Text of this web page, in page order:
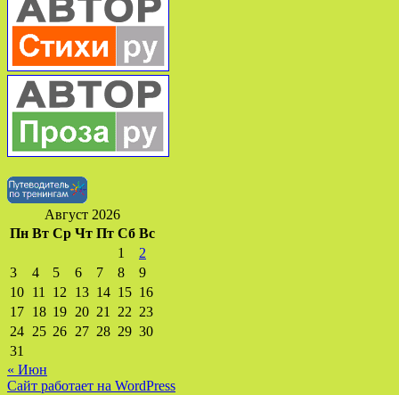
Август 2026
Пн Вт Ср Чт Пт Сб Вс
1
2
3
4 5 6 7 8
9
10 11 12 13 14 15 16
17 18 19 20 21 22 23
24 25 26 27 28 29 30
31
« Июн
Сайт работает на WordPress